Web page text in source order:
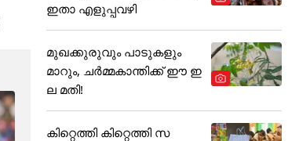
ഇതാ എളുപ്പവഴി
മുഖക്കുരുവും പാടുകളും
മാറും, ചർമ്മകാന്തിക്ക് ഈ ഇ
ല മതി!
കിറ്റെത്തി കിറ്റെത്തി സ